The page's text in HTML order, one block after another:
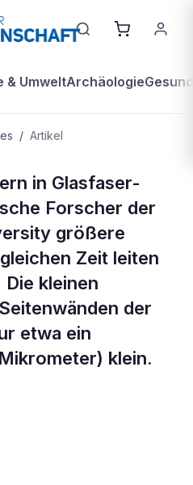
& UmweltArchäologie
/ Artikel
sollen
in Glasfaser-
Forscher der
größere
Zeit leiten
kleinen
der
etwa ein
klein.